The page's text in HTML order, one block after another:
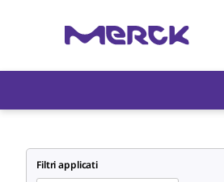
Filtri applicati